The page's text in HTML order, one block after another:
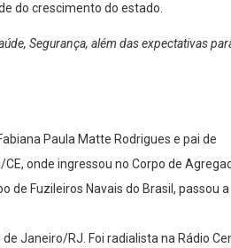
do crescimento do estado.
Segurança, além das expectativas
Paula Matte Rodrigues e pai de
onde ingressou no Corpo de
de Fuzileiros Navais do Brasil, passou a
Janeiro/RJ. Foi radialista na Rádio